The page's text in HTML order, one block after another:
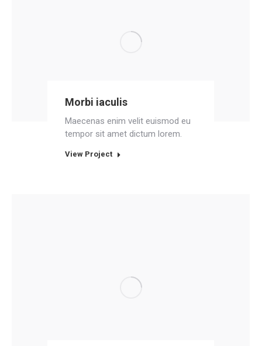
Morbi iaculis
Maecenas enim velit euismod eu
tempor sit amet dictum lorem.
View Project